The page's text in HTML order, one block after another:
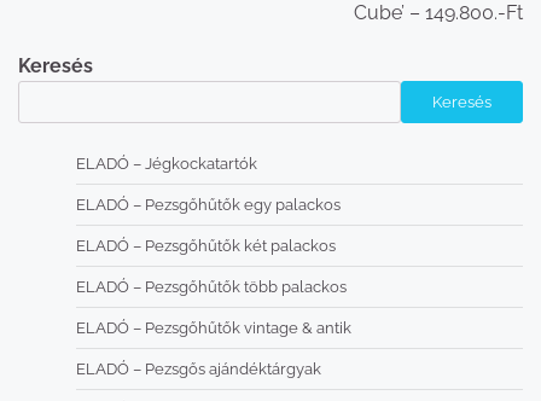
Cube’ – 149.800.-Ft
Keresés
Keresés
ELADÓ – Jégkockatartók
ELADÓ – Pezsgőhűtők egy palackos
ELADÓ – Pezsgőhűtők két palackos
ELADÓ – Pezsgőhűtők több palackos
ELADÓ – Pezsgőhűtők vintage & antik
ELADÓ – Pezsgős ajándéktárgyak